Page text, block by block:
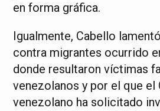
en forma gráfica.
Igualmente, Cabello
contra migrantes ocurrido
donde resultaron víctimas
venezolanos y por el que el
venezolano ha solicitado